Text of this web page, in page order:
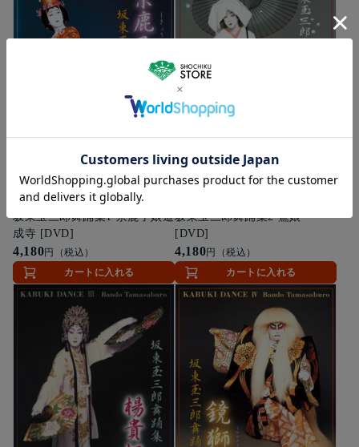
ゆうパケット便 DVD
坂東玉三郎舞踊集1 京鹿子娘道
成寺 [DVD]
4,180円（税込）
カートに入れる
坂東玉三郎舞踊集2 鷺娘
[DVD]
4,180円（税込）
カートに入れる